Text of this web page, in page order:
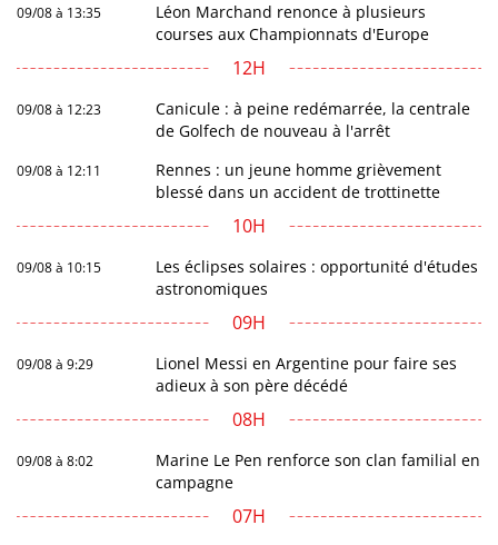
09/08 à 13:35
Léon Marchand renonce à plusieurs
courses aux Championnats d'Europe
12H
09/08 à 12:23
Canicule : à peine redémarrée, la centrale
de Golfech de nouveau à l'arrêt
09/08 à 12:11
Rennes : un jeune homme grièvement
blessé dans un accident de trottinette
10H
09/08 à 10:15
Les éclipses solaires : opportunité d'études
astronomiques
09H
09/08 à 9:29
Lionel Messi en Argentine pour faire ses
adieux à son père décédé
08H
09/08 à 8:02
Marine Le Pen renforce son clan familial en
campagne
07H